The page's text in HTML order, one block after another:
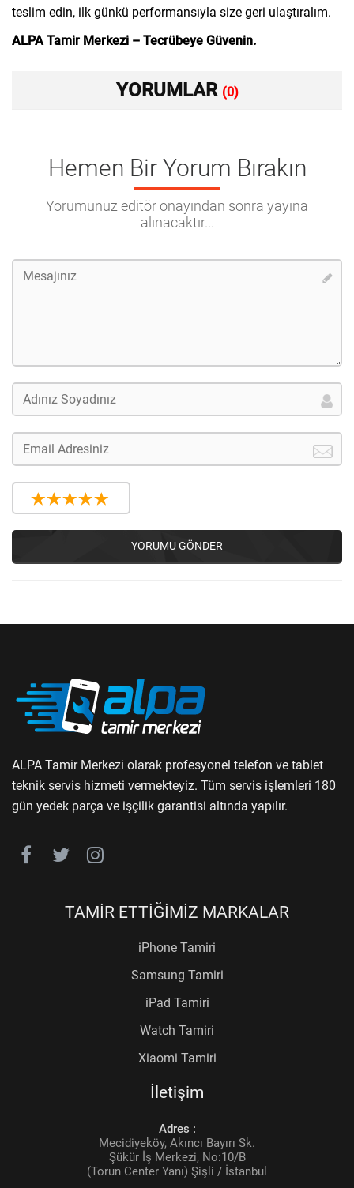
teslim edin, ilk günkü performansıyla size geri ulaştıralım.
ALPA Tamir Merkezi – Tecrübeye Güvenin.
YORUMLAR (0)
Hemen Bir Yorum Bırakın
Yorumunuz editör onayından sonra yayına
alınacaktır...
YORUMU GÖNDER
ALPA Tamir Merkezi olarak profesyonel telefon ve tablet
teknik servis hizmeti vermekteyiz. Tüm servis işlemleri 180
gün yedek parça ve işçilik garantisi altında yapılır.
TAMİR ETTİĞİMİZ MARKALAR
iPhone Tamiri
Samsung Tamiri
iPad Tamiri
Watch Tamiri
Xiaomi Tamiri
İletişim
Adres :
Mecidiyeköy, Akıncı Bayırı Sk.
Şükür İş Merkezi, No:10/B
(Torun Center Yanı) Şişli / İstanbul